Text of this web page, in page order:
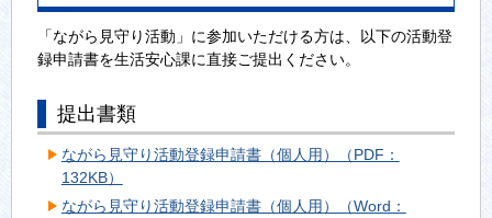
「ながら見守り活動」に参加いただける方は、以下の活動登
録申請書を生活安心課に直接ご提出ください。
提出書類
ながら見守り活動登録申請書（個人用）（PDF：
132KB）
ながら見守り活動登録申請書（個人用）（Word：